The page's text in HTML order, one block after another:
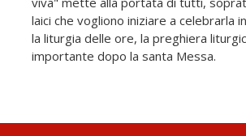
laici che vogliono iniziare a celebrarla
la liturgia delle ore, la preghiera
importante dopo la santa Messa.